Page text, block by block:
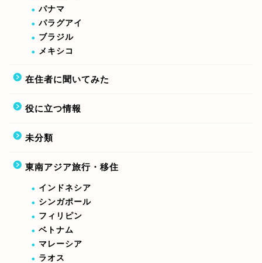
パナマ
パラグアイ
ブラジル
メキシコ
在住者に聞いてみた
役に立つ情報
未分類
東南アジア旅行・移住
インドネシア
シンガポール
フィリピン
ベトナム
マレーシア
ラオス